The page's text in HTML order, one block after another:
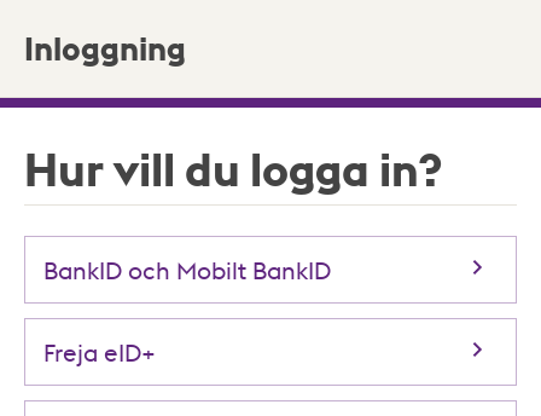
Inloggning
Hur vill du logga in?
BankID och Mobilt BankID
Freja eID+